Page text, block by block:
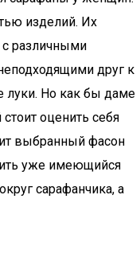
изделий. Их
с различными
друг к
луки. Но как бы даме
оценить себя
выбранный фасон
уже имеющийся
сарафанчика, а